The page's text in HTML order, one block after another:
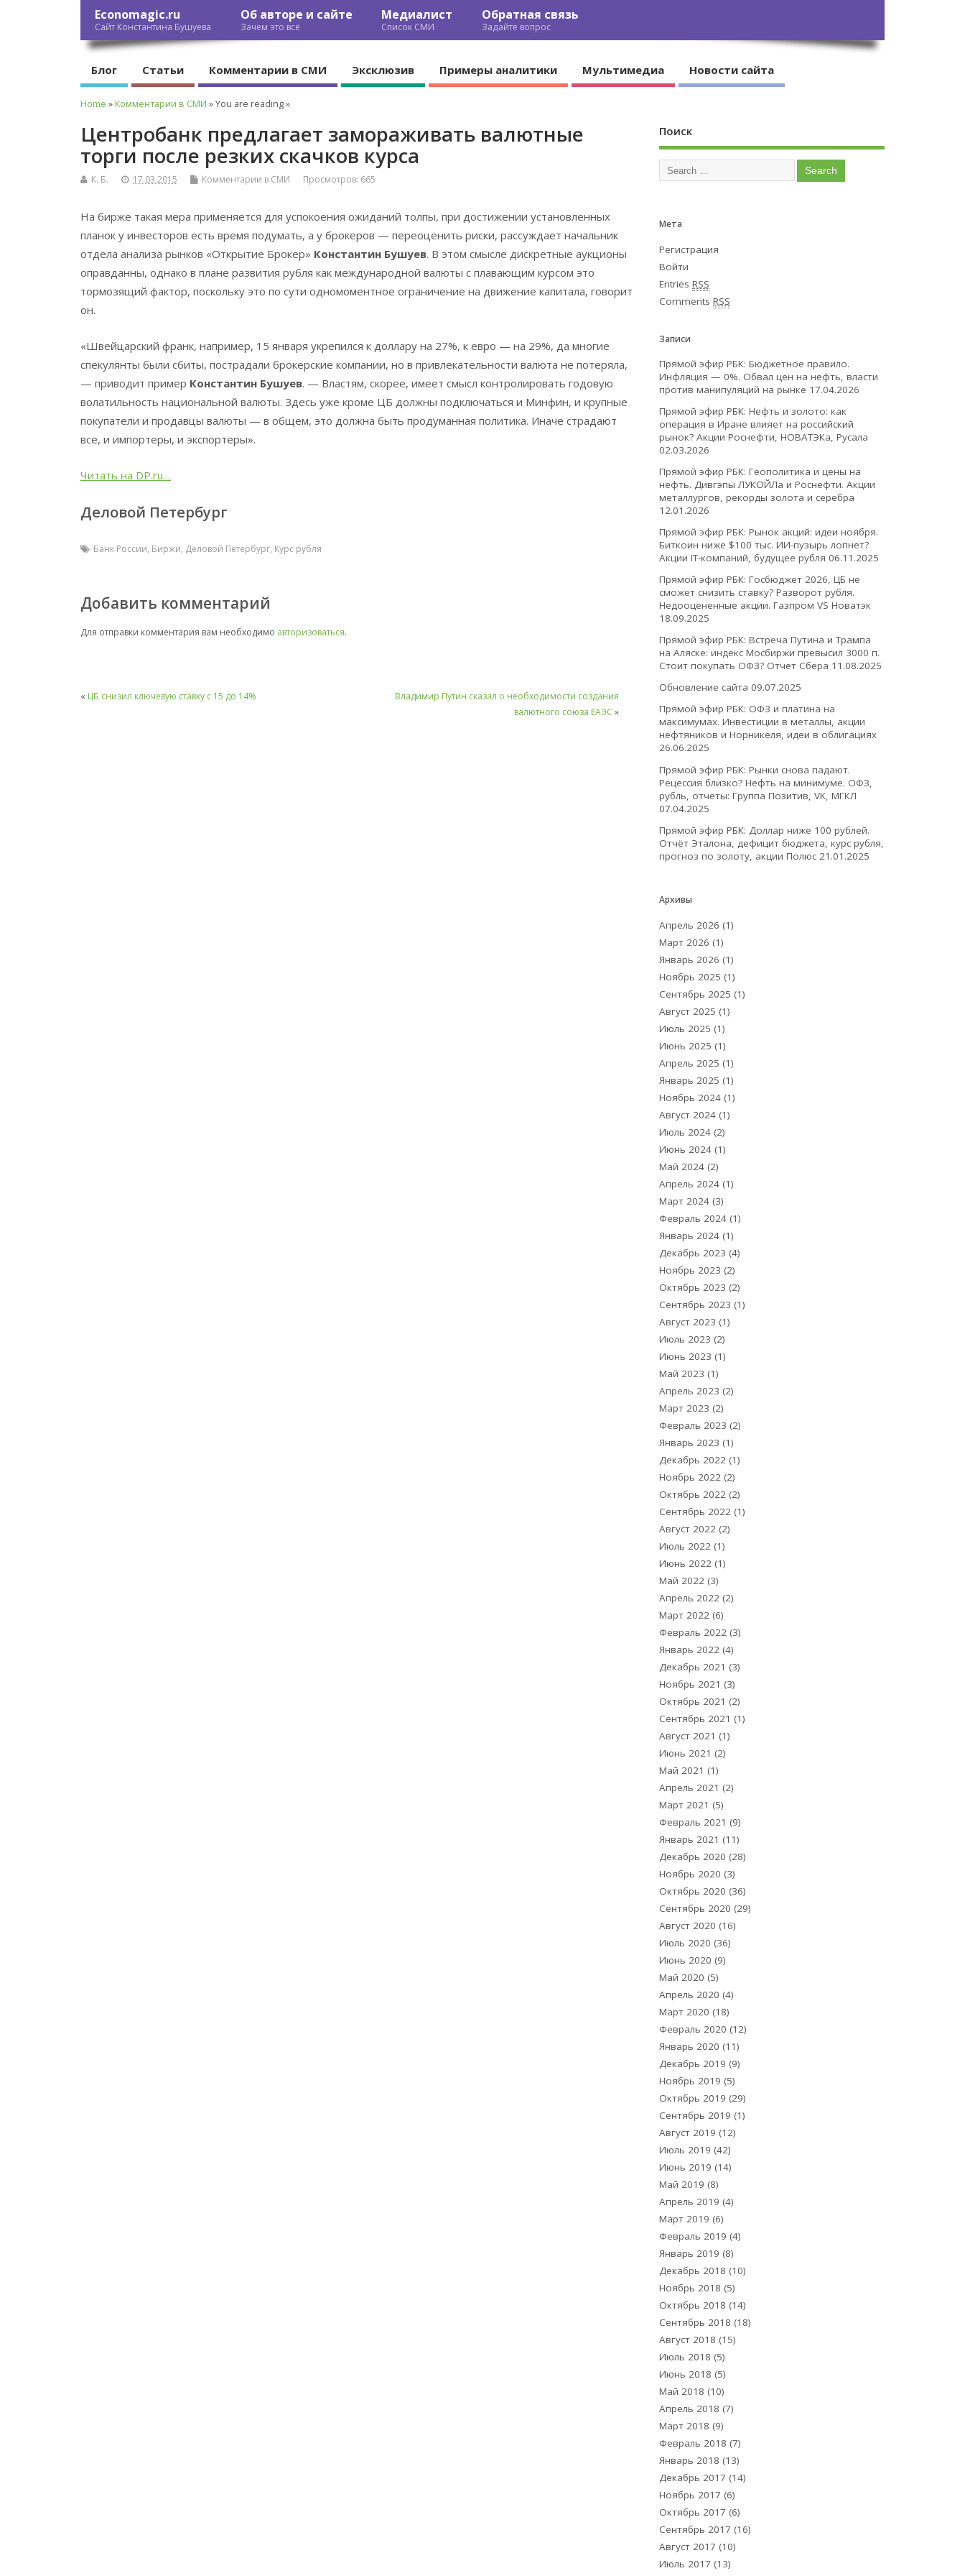
Economagic.ru
Сайт Константина Бушуева
Об авторе и сайте
Зачем это всё
Медиалист
Список СМИ
Обратная связь
Задайте вопрос
Блог Статьи Комментарии в СМИ Эксклюзив Примеры аналитики Мультимедиа Новости сайта
Home » Комментарии в СМИ » You are reading »
Центробанк предлагает замораживать валютные
торги после резких скачков курса
К. Б. 17.03.2015 Комментарии в СМИ Просмотров: 665
На бирже такая мера применяется для успокоения ожиданий толпы, при достижении установленных
планок у инвесторов есть время подумать, а у брокеров — переоценить риски, рассуждает начальник
отдела анализа рынков «Открытие Брокер» Константин Бушуев. В этом смысле дискретные аукционы
оправданны, однако в плане развития рубля как международной валюты с плавающим курсом это
тормозящий фактор, поскольку это по сути одномоментное ограничение на движение капитала, говорит
он.
«Швейцарский франк, например, 15 января укрепился к доллару на 27%, к евро — на 29%, да многие
спекулянты были сбиты, пострадали брокерские компании, но в привлекательности валюта не потеряла,
— приводит пример Константин Бушуев. — Властям, скорее, имеет смысл контролировать годовую
волатильность национальной валюты. Здесь уже кроме ЦБ должны подключаться и Минфин, и крупные
покупатели и продавцы валюты — в общем, это должна быть продуманная политика. Иначе страдают
все, и импортеры, и экспортеры».
Читать на DP.ru…
Деловой Петербург
Банк России, Биржи, Деловой Петербург, Курс рубля
Добавить комментарий
Для отправки комментария вам необходимо авторизоваться.
« ЦБ снизил ключевую ставку с 15 до 14%
Владимир Путин сказал о необходимости создания
валютного союза ЕАЭС »
Поиск
Мета
Регистрация
Войти
EntriesRSS
CommentsRSS
Записи
Прямой эфир РБК: Бюджетное правило.
Инфляция — 0%. Обвал цен на нефть, власти
против манипуляций на рынке 17.04.2026
Прямой эфир РБК: Нефть и золото: как
операция в Иране влияет на российский
рынок? Акции Роснефти, НОВАТЭКа, Русала
02.03.2026
Прямой эфир РБК: Геополитика и цены на
нефть. Дивгэпы ЛУКОЙЛа и Роснефти. Акции
металлургов, рекорды золота и серебра
12.01.2026
Прямой эфир РБК: Рынок акций: идеи ноября.
Биткоин ниже $100 тыс. ИИ-пузырь лопнет?
Акции IT-компаний, будущее рубля 06.11.2025
Прямой эфир РБК: Госбюджет 2026, ЦБ не
сможет снизить ставку? Разворот рубля.
Недооцененные акции. Газпром VS Новатэк
18.09.2025
Прямой эфир РБК: Встреча Путина и Трампа
на Аляске: индекс Мосбиржи превысил 3000 п.
Стоит покупать ОФЗ? Отчет Сбера 11.08.2025
Обновление сайта 09.07.2025
Прямой эфир РБК: ОФЗ и платина на
максимумах. Инвестиции в металлы, акции
нефтяников и Норникеля, идеи в облигациях
26.06.2025
Прямой эфир РБК: Рынки снова падают.
Рецессия близко? Нефть на минимуме. ОФЗ,
рубль, отчеты: Группа Позитив, VK, МГКЛ
07.04.2025
Прямой эфир РБК: Доллар ниже 100 рублей.
Отчёт Эталона, дефицит бюджета, курс рубля,
прогноз по золоту, акции Полюс 21.01.2025
Архивы
Апрель 2026 (1)
Март 2026 (1)
Январь 2026 (1)
Ноябрь 2025 (1)
Сентябрь 2025 (1)
Август 2025 (1)
Июль 2025 (1)
Июнь 2025 (1)
Апрель 2025 (1)
Январь 2025 (1)
Ноябрь 2024 (1)
Август 2024 (1)
Июль 2024 (2)
Июнь 2024 (1)
Май 2024 (2)
Апрель 2024 (1)
Март 2024 (3)
Февраль 2024 (1)
Январь 2024 (1)
Декабрь 2023 (4)
Ноябрь 2023 (2)
Октябрь 2023 (2)
Сентябрь 2023 (1)
Август 2023 (1)
Июль 2023 (2)
Июнь 2023 (1)
Май 2023 (1)
Апрель 2023 (2)
Март 2023 (2)
Февраль 2023 (2)
Январь 2023 (1)
Декабрь 2022 (1)
Ноябрь 2022 (2)
Октябрь 2022 (2)
Сентябрь 2022 (1)
Август 2022 (2)
Июль 2022 (1)
Июнь 2022 (1)
Май 2022 (3)
Апрель 2022 (2)
Март 2022 (6)
Февраль 2022 (3)
Январь 2022 (4)
Декабрь 2021 (3)
Ноябрь 2021 (3)
Октябрь 2021 (2)
Сентябрь 2021 (1)
Август 2021 (1)
Июнь 2021 (2)
Май 2021 (1)
Апрель 2021 (2)
Март 2021 (5)
Февраль 2021 (9)
Январь 2021 (11)
Декабрь 2020 (28)
Ноябрь 2020 (3)
Октябрь 2020 (36)
Сентябрь 2020 (29)
Август 2020 (16)
Июль 2020 (36)
Июнь 2020 (9)
Май 2020 (5)
Апрель 2020 (4)
Март 2020 (18)
Февраль 2020 (12)
Январь 2020 (11)
Декабрь 2019 (9)
Ноябрь 2019 (5)
Октябрь 2019 (29)
Сентябрь 2019 (1)
Август 2019 (12)
Июль 2019 (42)
Июнь 2019 (14)
Май 2019 (8)
Апрель 2019 (4)
Март 2019 (6)
Февраль 2019 (4)
Январь 2019 (8)
Декабрь 2018 (10)
Ноябрь 2018 (5)
Октябрь 2018 (14)
Сентябрь 2018 (18)
Август 2018 (15)
Июль 2018 (5)
Июнь 2018 (5)
Май 2018 (10)
Апрель 2018 (7)
Март 2018 (9)
Февраль 2018 (7)
Январь 2018 (13)
Декабрь 2017 (14)
Ноябрь 2017 (6)
Октябрь 2017 (6)
Сентябрь 2017 (16)
Август 2017 (10)
Июль 2017 (13)